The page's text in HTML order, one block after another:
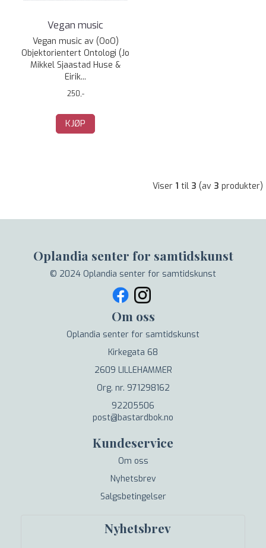
Vegan music
Vegan music av (OoO)
Objektorientert Ontologi (Jo
Mikkel Sjaastad Huse &
Eirik...
250,-
KJØP
Viser 1 til 3 (av 3 produkter)
Oplandia senter for samtidskunst
© 2024 Oplandia senter for samtidskunst
Om oss
Oplandia senter for samtidskunst
Kirkegata 68
2609 LILLEHAMMER
Org. nr. 971298162
92205506
post@bastardbok.no
Kundeservice
Om oss
Nyhetsbrev
Salgsbetingelser
Nyhetsbrev